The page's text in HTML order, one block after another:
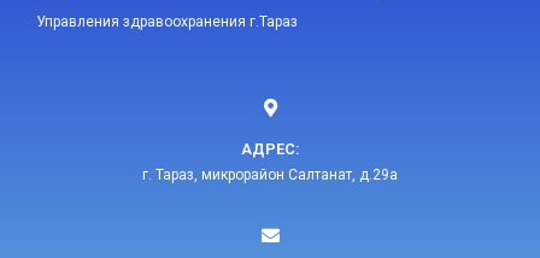
Управления здравоохранения г.Тараз
АДРЕС:
г. Тараз, микрорайон Салтанат, д.29а